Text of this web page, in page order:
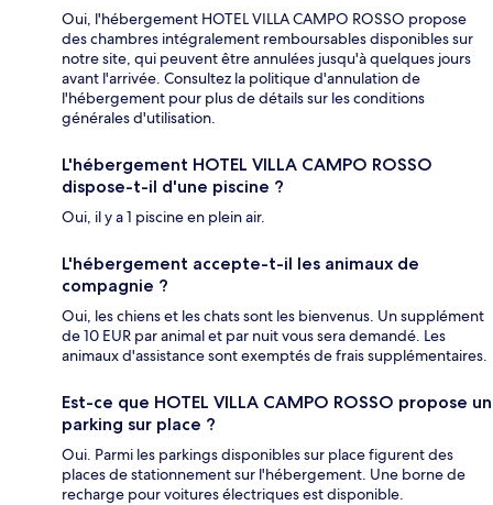
Oui, l'hébergement HOTEL VILLA CAMPO ROSSO propose
des chambres intégralement remboursables disponibles sur
notre site, qui peuvent être annulées jusqu'à quelques jours
avant l'arrivée. Consultez la politique d'annulation de
l'hébergement pour plus de détails sur les conditions
générales d'utilisation.
L'hébergement HOTEL VILLA CAMPO ROSSO
dispose-t-il d'une piscine ?
Oui, il y a 1 piscine en plein air.
L'hébergement accepte-t-il les animaux de
compagnie ?
Oui, les chiens et les chats sont les bienvenus. Un supplément
de 10 EUR par animal et par nuit vous sera demandé. Les
animaux d'assistance sont exemptés de frais supplémentaires.
Est-ce que HOTEL VILLA CAMPO ROSSO propose un
parking sur place ?
Oui. Parmi les parkings disponibles sur place figurent des
places de stationnement sur l'hébergement. Une borne de
recharge pour voitures électriques est disponible.